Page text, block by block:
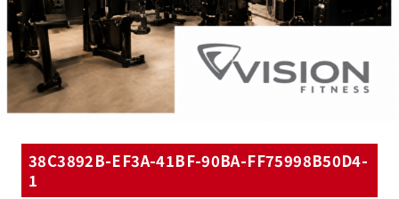
38C3892B-EF3A-41BF-90BA-FF75998B50D4-
1